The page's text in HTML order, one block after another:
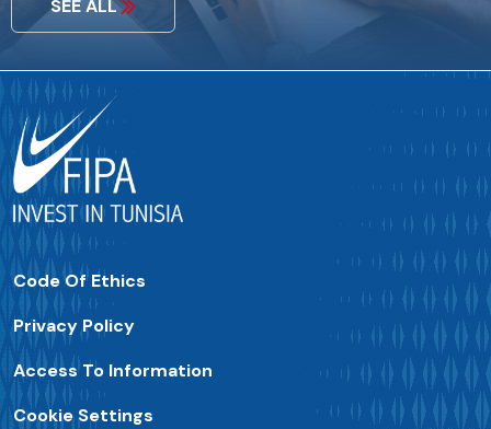
SEE ALL
Code Of Ethics
Privacy Policy
Access To Information
Cookie Settings